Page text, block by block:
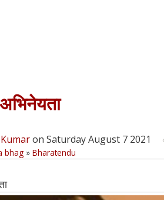
on Saturday August 7 2021
bhag » Bharatendu